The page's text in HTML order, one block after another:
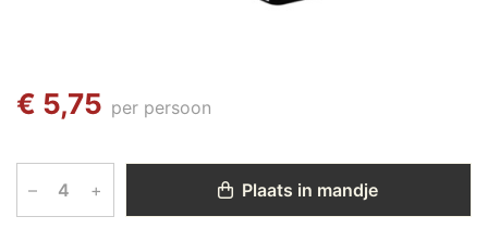
€ 5,75 per persoon
– + Plaats in mandje